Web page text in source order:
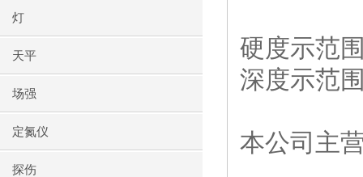
灯
天平
场强
定氮仪
探伤
硬度示范
深度示范
本公司主